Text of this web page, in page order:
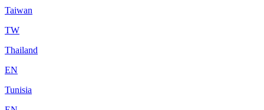
Taiwan
TW
Thailand
EN
Tunisia